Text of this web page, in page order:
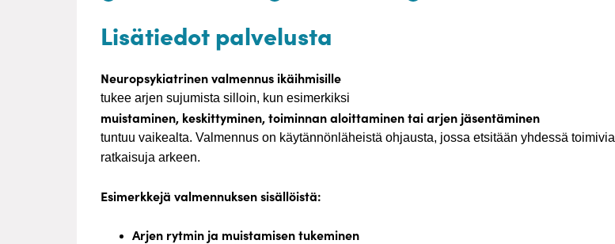
Lisätiedot palvelusta
Neuropsykiatrinen valmennus ikäihmisille
tukee arjen sujumista silloin, kun esimerkiksi
muistaminen, keskittyminen, toiminnan aloittaminen tai arjen jäsentäminen
tuntuu vaikealta. Valmennus on käytännönläheistä ohjausta, jossa etsitään yhdessä toimivia
ratkaisuja arkeen.
Esimerkkejä valmennuksen sisällöistä:
Arjen rytmin ja muistamisen tukeminen